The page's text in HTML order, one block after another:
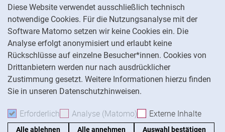
Diese Website verwendet ausschließlich technisch
notwendige Cookies. Für die Nutzungsanalyse mit der
Software Matomo setzen wir keine Cookies ein. Die
Analyse erfolgt anonymisiert und erlaubt keine
Rückschlüsse auf einzelne Besucher*innen. Cookies von
Drittanbietern werden nur nach ausdrücklicher
Zustimmung gesetzt. Weitere Informationen hierzu finden
Sie in unseren Datenschutzhinweisen.
Erforderlich Erforderliche Cookies akzeptieren
Analyse (Matomo) Analyse-Cookies
Externe Inhalte
Alle ablehnen Alle annehmen Auswahl bestätigen
Moodle
Panopto
Datenschutz
Barrierefreiheit
Transparenter KI-Einsatz